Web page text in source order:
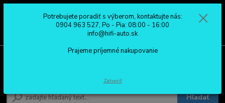
Hľadať
0904 963 527
Po - Pia: 08:00 - 16:00
Potrebujete poradiť s výberom, kontaktujte nás:
0904 963 527, Po - Pia: 08:00 - 16:00
info@hifi-auto.sk
Prajeme príjemné nakupovanie
Zatvoriť